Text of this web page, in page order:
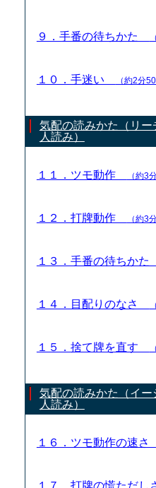
９．手番の待ちかた
１０．手迷い （約2分50
気配の読みかた（リ
人読み）
１１．ツモ動作 （約3分
１２．打牌動作 （約3分
１３．手番の待ちかた
１４．目配りのなさ
１５．捨て牌を直す
気配の読みかた（イ
人読み）
１６．ツモ動作の速さ
１７．打牌の慌ただ